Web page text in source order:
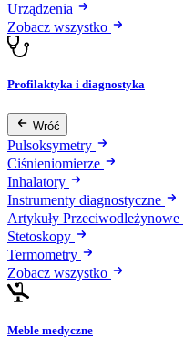
Urządzenia
Zobacz wszystko
Profilaktyka i diagnostyka
Wróć
Pulsoksymetry
Ciśnieniomierze
Inhalatory
Instrumenty diagnostyczne
Artykuły Przeciwodleżynowe
Stetoskopy
Termometry
Zobacz wszystko
Meble medyczne